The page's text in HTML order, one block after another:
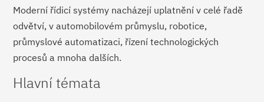
Moderní řídicí systémy nacházejí uplatnění v celé řadě
odvětví, v automobilovém průmyslu, robotice,
průmyslové automatizaci, řízení technologických
procesů a mnoha dalších.
Hlavní témata